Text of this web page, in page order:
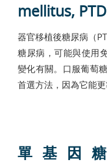
mellitus,
器官移植後糖尿病（
糖尿病，可能與使用
變化有關。口服葡萄
首選方法，因為它能
單基因糖